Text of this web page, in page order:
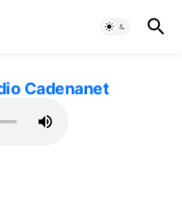
Cadenanet